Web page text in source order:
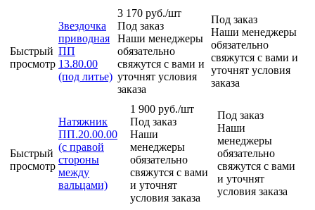
Быстрый
просмотр
Звездочка
приводная
ПП
13.80.00
(под литье)
3 170 руб./шт
Под заказ
Наши менеджеры
обязательно
свяжутся с вами и
уточнят условия
заказа
Под заказ
Наши менеджеры
обязательно
свяжутся с вами и
уточнят условия
заказа
Быстрый
просмотр
Натяжник
ПП.20.00.00
(с правой
стороны
между
вальцами)
1 900 руб./шт
Под заказ
Наши
менеджеры
обязательно
свяжутся с вами
и уточнят
условия заказа
Под заказ
Наши
менеджеры
обязательно
свяжутся с вами
и уточнят
условия заказа